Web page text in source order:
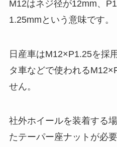
M12はネジ径が12mm、
1.25mmという意味です。
日産車はM12×P1.25を採
タ車などで使われる
せん。
社外ホイールを装着する
たテーパー座ナットが必